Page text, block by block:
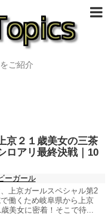
ご紹介
京２１歳美女の三茶
ロアリ最終決戦｜10
ーガール
上京ガールスペシャル第2
働くため岐阜県から上京
美女に密着！そこで待...